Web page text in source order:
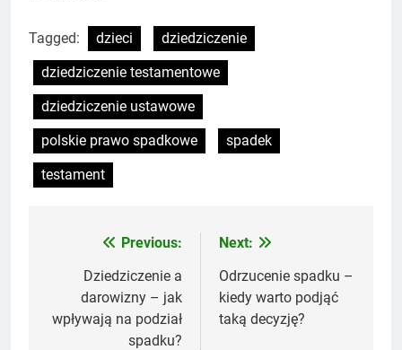
Tagged: dzieci
dziedziczenie
dziedziczenie testamentowe
dziedziczenie ustawowe
polskie prawo spadkowe
spadek
testament
Nawigacja
wpisu
Previous:
Dziedziczenie a
darowizny – jak
wpływają na podział
spadku?
Next:
Odrzucenie spadku –
kiedy warto podjąć
taką decyzję?